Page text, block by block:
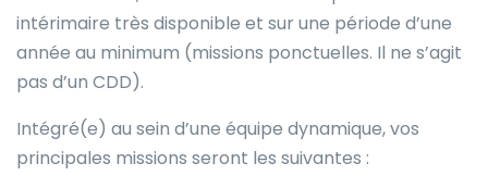
intérimaire très disponible et sur une période d’une
année au minimum (missions ponctuelles. Il ne s’agit
pas d’un CDD).
Intégré(e) au sein d’une équipe dynamique, vos
principales missions seront les suivantes :